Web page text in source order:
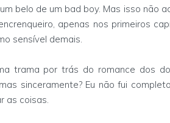
belo de um bad boy. Mas isso não
apenas nos primeiros
sensível demais.
trama por trás do romance dos
sinceramente? Eu não fui
as coisas.